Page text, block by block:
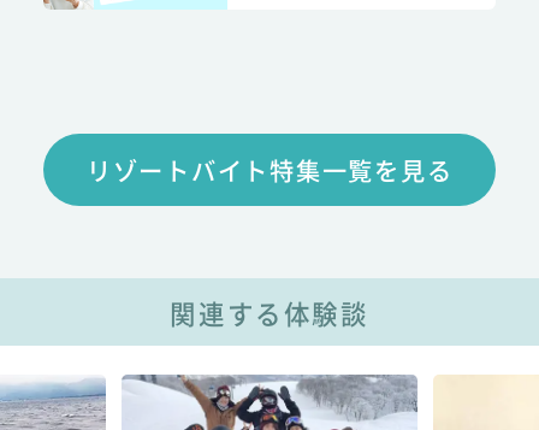
リゾートバイト特集一覧を見る
関連する体験談